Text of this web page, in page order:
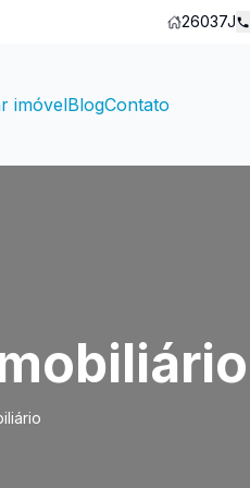
26037J
imóvelBlogContato